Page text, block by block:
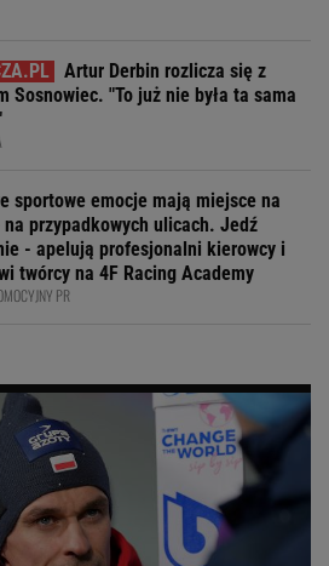
Artur Derbin rozlicza się z
Sosnowiec. "To już nie była ta sama
sportowe emocje mają miejsce na
przypadkowych ulicach. Jedź
- apelują profesjonalni kierowcy i
twórcy na 4F Racing Academy
PR